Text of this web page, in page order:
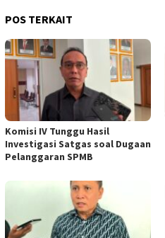
POS TERKAIT
Komisi IV Tunggu Hasil
Investigasi Satgas soal Dugaan
Pelanggaran SPMB